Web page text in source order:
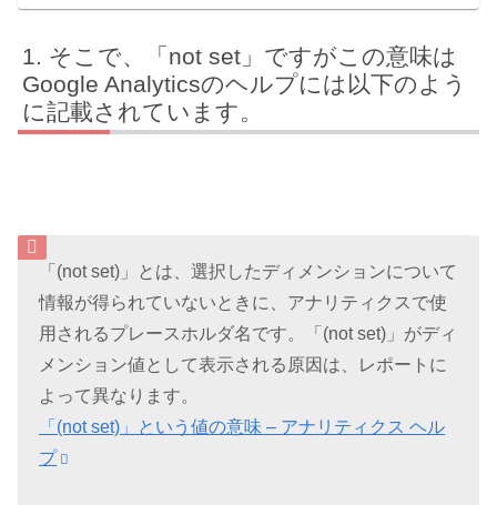
そこで、「not set」ですがこの意味は
Google Analyticsのヘルプには以下のよう
に記載されています。
「(not set)」とは、選択したディメンションについて
情報が得られていないときに、アナリティクスで使
用されるプレースホルダ名です。「(not set)」がディ
メンション値として表示される原因は、レポートに
よって異なります。
「(not set)」という値の意味 – アナリティクス ヘル
プ